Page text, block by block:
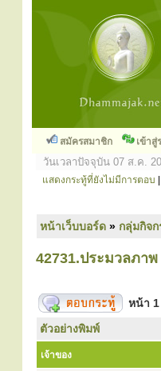
สมัครสมาชิก เข้าสู่
วันเวลาปัจจุบัน 07 ส.ค.
แสดงกระทู้ที่ยังไม่มีการตอบ
หน้าเว็บบอร์ด » กลุ่มกิจ
42731.ประมวลภา
หน้า 1
ตัวอย่างพิมพ์
เจ้าของ